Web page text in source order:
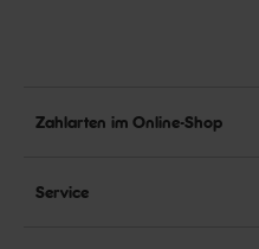
Zahlarten im Online-Shop
Service